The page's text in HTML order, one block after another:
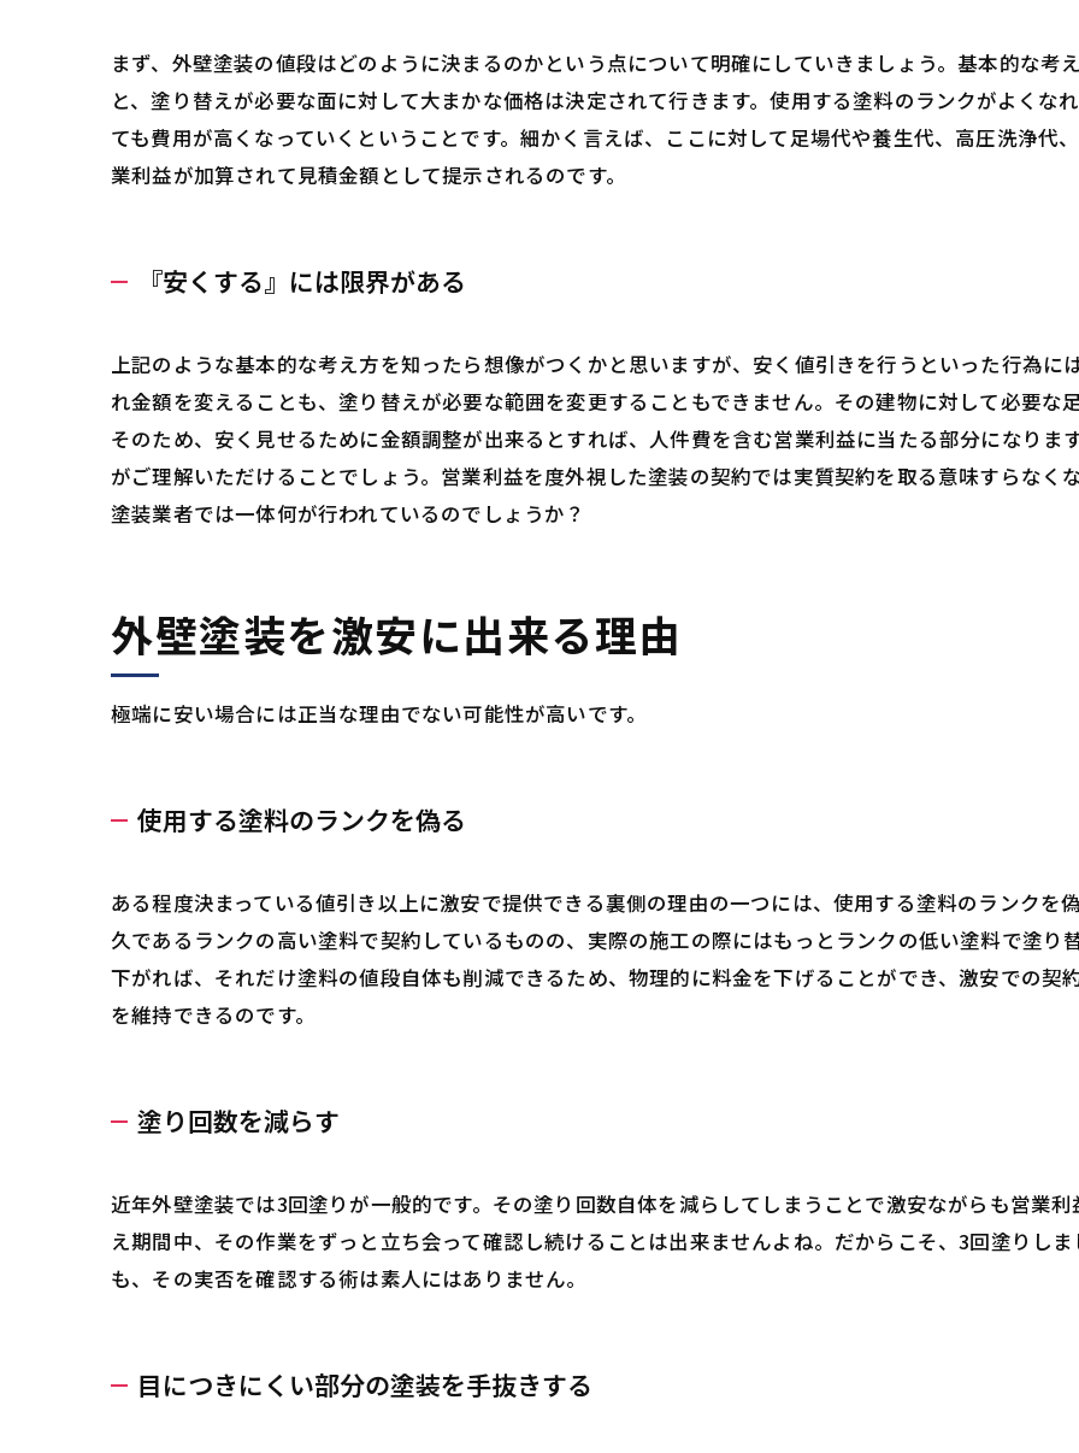
まず、外壁塗装の値段はどのように決まるのかという点について明確にしていきましょう。基本的な考
と、塗り替えが必要な面に対して大まかな価格は決定されて行きます。使用する塗料のランクがよくな
ても費用が高くなっていくということです。細かく言えば、ここに対して足場代や養生代、高圧洗浄代
業利益が加算されて見積金額として提示されるのです。
『安くする』には限界がある
上記のような基本的な考え方を知ったら想像がつくかと思いますが、安く値引きを行うといった行為に
れ金額を変えることも、塗り替えが必要な範囲を変更することもできません。その建物に対して必要な
そのため、安く見せるために金額調整が出来るとすれば、人件費を含む営業利益に当たる部分になりま
がご理解いただけることでしょう。営業利益を度外視した塗装の契約では実質契約を取る意味すらなく
塗装業者では一体何が行われているのでしょうか？
外壁塗装を激安に出来る理由
極端に安い場合には正当な理由でない可能性が高いです。
使用する塗料のランクを偽る
ある程度決まっている値引き以上に激安で提供できる裏側の理由の一つには、使用する塗料のランクを
久であるランクの高い塗料で契約しているものの、実際の施工の際にはもっとランクの低い塗料で塗り
下がれば、それだけ塗料の値段自体も削減できるため、物理的に料金を下げることができ、激安での契
を維持できるのです。
塗り回数を減らす
近年外壁塗装では3回塗りが一般的です。その塗り回数自体を減らしてしまうことで激安ながらも営業
え期間中、その作業をずっと立ち会って確認し続けることは出来ませんよね。だからこそ、3回塗りし
も、その実否を確認する術は素人にはありません。
目につきにくい部分の塗装を手抜きする